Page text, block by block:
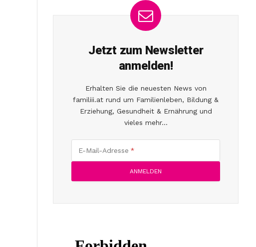
Jetzt zum Newsletter
anmelden!
Erhalten Sie die neuesten News von
familiii.at rund um Familienleben, Bildung &
Erziehung, Gesundheit & Ernährung und
vieles mehr...
E-Mail-Adresse